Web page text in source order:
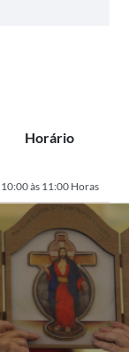
Horário
10:00 às 11:00 Horas